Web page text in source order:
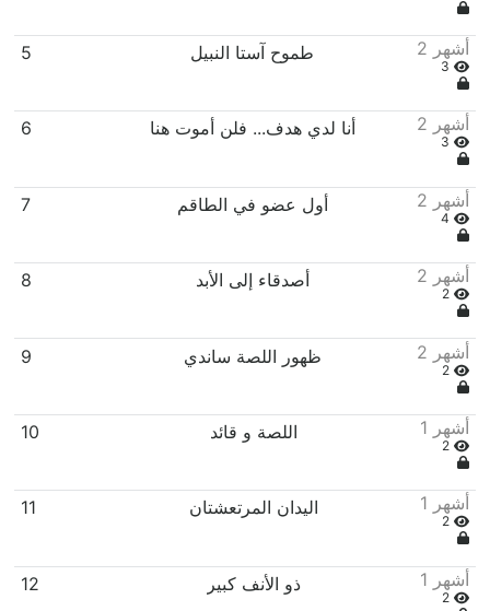
5 طموح آستا النبيل 2 أشهر
3
6 أنا لدي هدف... فلن أموت هنا 2 أشهر
3
7 أول عضو في الطاقم 2 أشهر
4
8 أصدقاء إلى الأبد 2 أشهر
2
9 ظهور اللصة ساندي 2 أشهر
2
10 اللصة و قائد 1 أشهر
2
11 اليدان المرتعشتان 1 أشهر
2
12 ذو الأنف كبير 1 أشهر
2